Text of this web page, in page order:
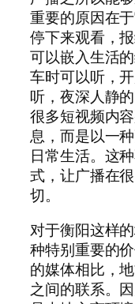
重要的原因在
停下来观看，
可以嵌入生活
车时可以听，
听，夜深人静
很多短视频内
息，而是以一
日常生活。这
式，让广播在
切。
对于衡阳这样
种特别重要的
的媒体相比，
之间的联系。